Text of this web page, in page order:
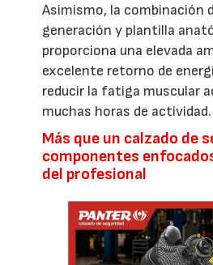
Asimismo, la combinación
generación y plantilla
proporciona una elevada
excelente retorno de
reducir la fatiga muscular
muchas horas de actividad.
Más que un calzado de
componentes
del profesional